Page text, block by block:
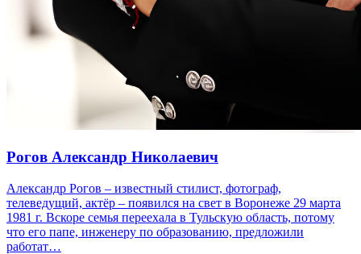
Рогов Александр Николаевич
Александр Рогов – известный стилист, фотограф,
телеведущий, актёр – появился на свет в Воронеже 29 марта
1981 г. Вскоре семья переехала в Тульскую область, потому
что его папе, инженеру по образованию, предложили
работат…